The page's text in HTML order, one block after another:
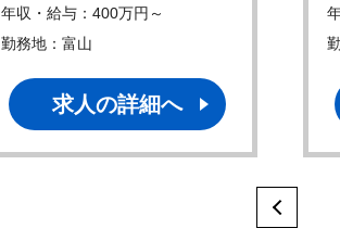
年収・給与：400万円～
勤務地：富山
求人の詳細へ